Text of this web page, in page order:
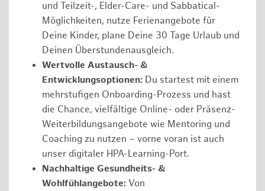
und Teilzeit-, Elder-Care- und Sabbatical-
Möglichkeiten, nutze Ferienangebote für
Deine Kinder, plane Deine 30 Tage Urlaub und
Deinen Überstundenausgleich.
Wertvolle Austausch- &
Entwicklungsoptionen: Du startest mit einem
mehrstufigen Onboarding-Prozess und hast
die Chance, vielfältige Online- oder Präsenz-
Weiterbildungsangebote wie Mentoring und
Coaching zu nutzen – vorne voran ist auch
unser digitaler HPA-Learning-Port.
Nachhaltige Gesundheits- &
Wohlfühlangebote: Von